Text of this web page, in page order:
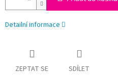
Detailní informace
ZEPTAT SE SDÍLET